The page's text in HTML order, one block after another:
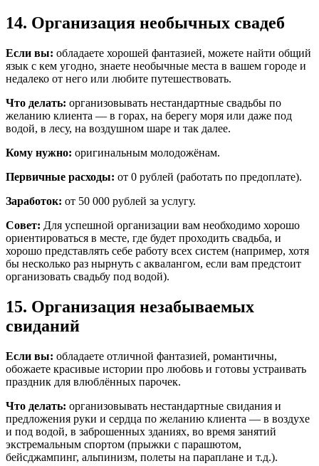
14. Организация необычных свадеб
Если вы: обладаете хорошей фантазией, можете найти общий
язык с кем угодно, знаете необычные места в вашем городе и
недалеко от него или любите путешествовать.
Что делать: организовывать нестандартные свадьбы по
желанию клиента — в горах, на берегу моря или даже под
водой, в лесу, на воздушном шаре и так далее.
Кому нужно: оригинальным молодожёнам.
Первичные расходы: от 0 рублей (работать по предоплате).
Заработок: от 50 000 рублей за услугу.
Совет: Для успешной организации вам необходимо хорошо
ориентироваться в месте, где будет проходить свадьба, и
хорошо представлять себе работу всех систем (например, хотя
бы несколько раз нырнуть с аквалангом, если вам предстоит
организовать свадьбу под водой).
15. Организация незабываемых
свиданий
Если вы: обладаете отличной фантазией, романтичны,
обожаете красивые истории про любовь и готовы устраивать
праздник для влюблённых парочек.
Что делать: организовывать нестандартные свидания и
предложения руки и сердца по желанию клиента — в воздухе
и под водой, в заброшенных зданиях, во время занятий
экстремальным спортом (прыжки с парашютом,
бейсджампинг, альпинизм, полеты на параплане и т.д.).